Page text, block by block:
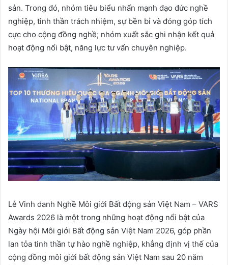
sản. Trong đó, nhóm tiêu biểu nhấn mạnh đạo đức nghề
nghiệp, tinh thần trách nhiệm, sự bền bỉ và đóng góp tích
cực cho cộng đồng nghề; nhóm xuất sắc ghi nhận kết quả
hoạt động nổi bật, năng lực tư vấn chuyên nghiệp.
Lễ Vinh danh Nghề Môi giới Bất động sản Việt Nam – VARS
Awards 2026 là một trong những hoạt động nổi bật của
Ngày hội Môi giới Bất động sản Việt Nam 2026, góp phần
lan tỏa tinh thần tự hào nghề nghiệp, khẳng định vị thế của
cộng đồng môi giới bất động sản Việt Nam sau 20 năm